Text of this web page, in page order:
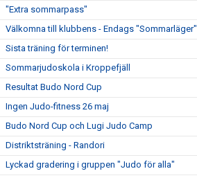
"Extra sommarpass"
Välkomna till klubbens - Endags "Sommarläger"
Sista träning för terminen!
Sommarjudoskola i Kroppefjäll
Resultat Budo Nord Cup
Ingen Judo-fitness 26 maj
Budo Nord Cup och Lugi Judo Camp
Distriktsträning - Randori
Lyckad gradering i gruppen "Judo för alla"